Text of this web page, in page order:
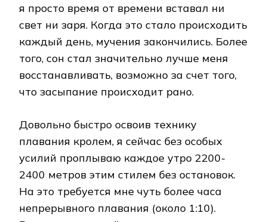
я просто время от времени вставал ни
свет ни заря. Когда это стало происходить
каждый день, мучения закончились. Более
того, сон стал значительно лучше меня
восстанавливать, возможно за счет того,
что засыпание происходит рано.
Довольно быстро освоив технику
плавания кролем, я сейчас без особых
усилий проплываю каждое утро 2200-
2400 метров этим стилем без остановок.
На это требуется мне чуть более часа
непрерывного плавания (около 1:10).